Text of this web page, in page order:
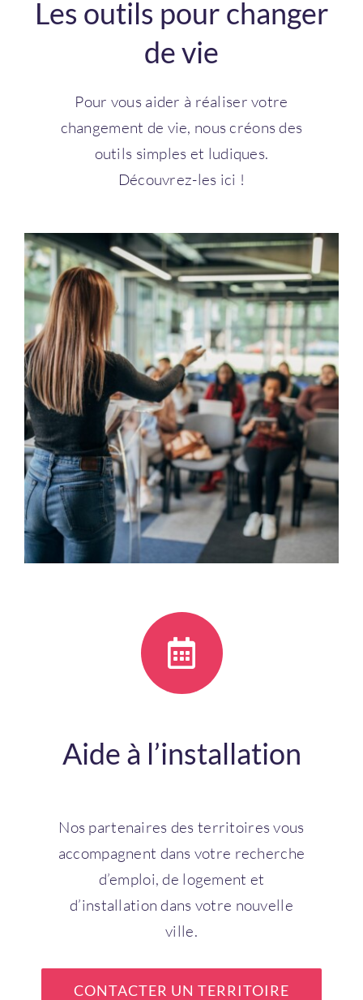
Connexion
Les outils pour changer
de vie
Pour vous aider à réaliser votre
changement de vie, nous créons des
outils simples et ludiques.
Découvrez-les ici !
Aide à l’installation
Nos partenaires des territoires vous
accompagnent dans votre recherche
d’emploi, de logement et
d’installation dans votre nouvelle
ville.
CONTACTER UN TERRITOIRE